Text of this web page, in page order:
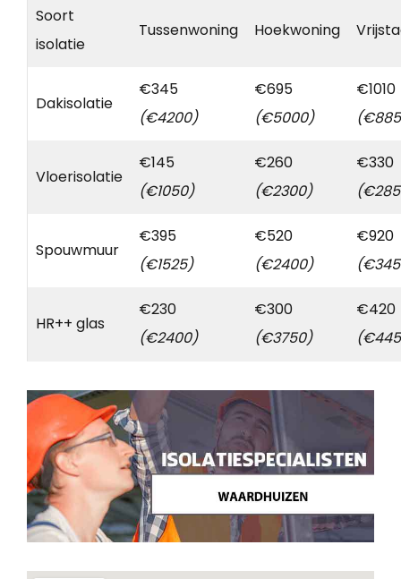
Soort
isolatie
Tussenwoning Hoekwoning
Dakisolatie
€345
(€4200)
€695
(€5000)
€1010
Vloerisolatie
€145
(€1050)
€260
(€2300)
€330
Spouwmuur
€395
(€1525)
€520
(€2400)
€920
HR++ glas
€230
(€2400)
€300
(€3750)
€420